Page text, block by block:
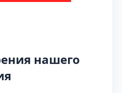
нашего